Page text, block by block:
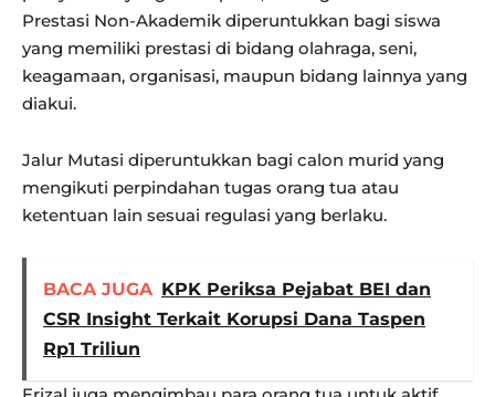
Prestasi Non-Akademik diperuntukkan bagi siswa
yang memiliki prestasi di bidang olahraga, seni,
keagamaan, organisasi, maupun bidang lainnya yang
diakui.
Jalur Mutasi diperuntukkan bagi calon murid yang
mengikuti perpindahan tugas orang tua atau
ketentuan lain sesuai regulasi yang berlaku.
BACA JUGA KPK Periksa Pejabat BEI dan
CSR Insight Terkait Korupsi Dana Taspen
Rp1 Triliun